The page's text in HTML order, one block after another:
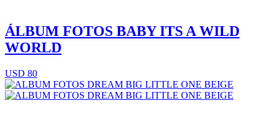
ÁLBUM FOTOS BABY ITS A WILD
WORLD
USD 80